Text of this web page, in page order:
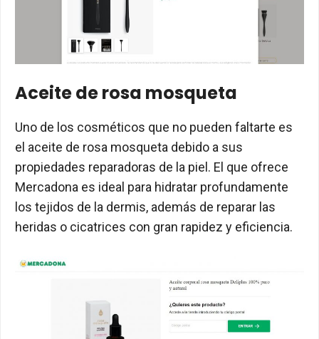
Aceite de rosa mosqueta
Uno de los cosméticos que no pueden faltarte es
el aceite de rosa mosqueta debido a sus
propiedades reparadoras de la piel. El que ofrece
Mercadona es ideal para hidratar profundamente
los tejidos de la dermis, además de reparar las
heridas o cicatrices con gran rapidez y eficiencia.